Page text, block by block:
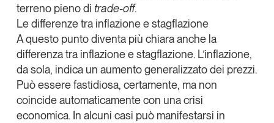
terreno pieno di trade-off.
Le differenze tra inflazione e stagflazione
A questo punto diventa più chiara anche la
differenza tra inflazione e stagflazione. L’inflazione,
da sola, indica un aumento generalizzato dei prezzi.
Può essere fastidiosa, certamente, ma non
coincide automaticamente con una crisi
economica. In alcuni casi può manifestarsi in